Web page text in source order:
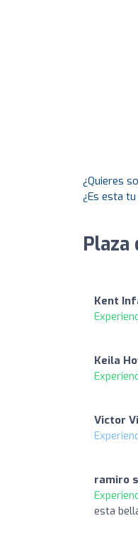
¿Quieres
¿Es esta
Plaza
Kent
Keila
Victor
ramiro
esta